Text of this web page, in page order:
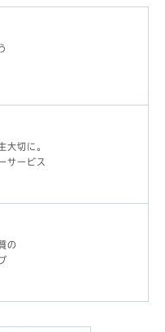
大切に。
サービス
の